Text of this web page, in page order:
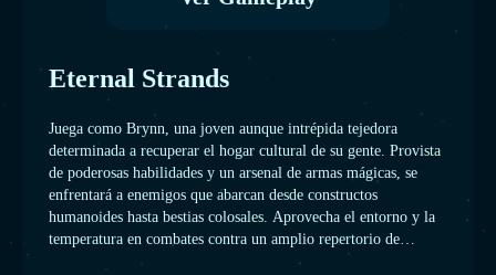
Eternal Strands
Juega como Brynn, una joven aunque intrépida tejedora
determinada a recuperar el hogar cultural de su gente. Provista
de poderosas habilidades y un arsenal de armas mágicas, se
enfrentará a enemigos que abarcan desde constructos
humanoides hasta bestias colosales. Aprovecha el entorno y la
temperatura en combates contra un amplio repertorio de
criaturas fantásticas; por ejemplo, para dirigir el fuego de un